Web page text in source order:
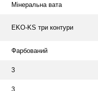
Мінеральна вата
EKO-KS три контури
Фарбований
3
3